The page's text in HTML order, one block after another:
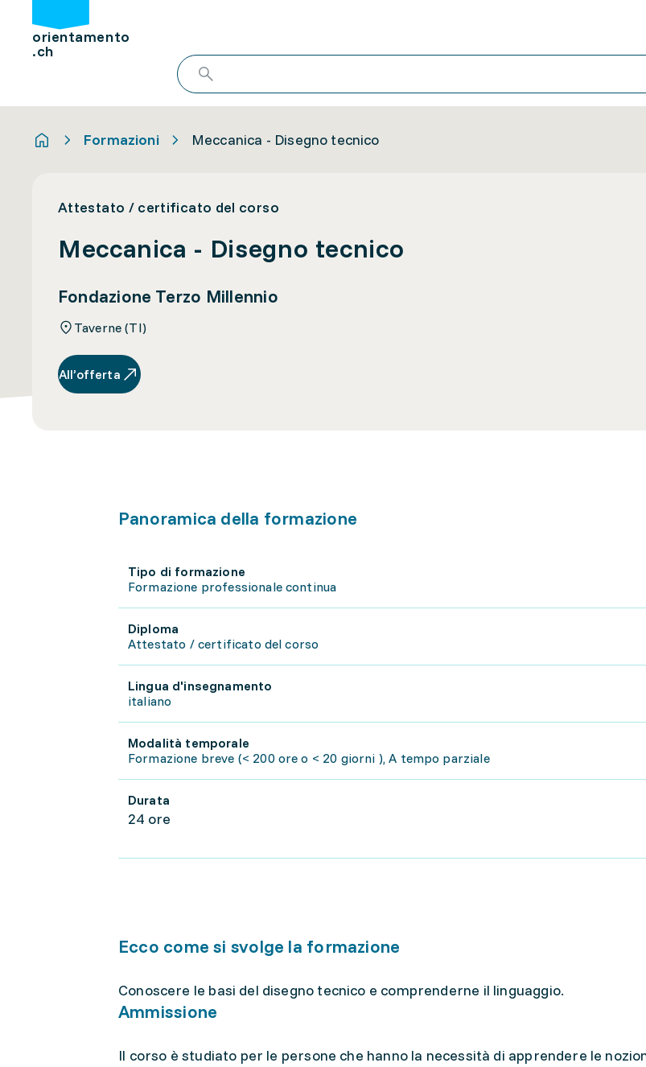
orientamento
.ch
Formazioni Meccanica - Disegno tecnico
Attestato / certificato del corso
Meccanica - Disegno tecnico
Fondazione Terzo Millennio
Taverne (TI)
All’offerta
Panoramica della formazione
Tipo di formazione
Formazione professionale continua
Diploma
Attestato / certificato del corso
Lingua d'insegnamento
italiano
Modalità temporale
Formazione breve (< 200 ore o < 20 giorni ), A tempo parziale
Durata
24 ore
Ecco come si svolge la formazione
Conoscere le basi del disegno tecnico e comprenderne il linguaggio.
Ammissione
Il corso è studiato per le persone che hanno la necessità di apprendere le